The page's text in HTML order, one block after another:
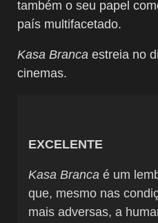
também o seu papel
país multifacetado.
Kasa Branca estreia no
cinemas.
EXCELENTE
Kasa Branca é um
que, mesmo nas
mais adversas, a